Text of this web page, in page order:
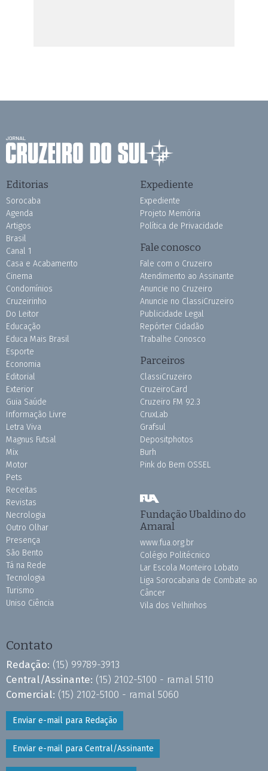
Editorias
Sorocaba
Agenda
Artigos
Brasil
Canal 1
Casa e Acabamento
Cinema
Condomínios
Cruzeirinho
Do Leitor
Educação
Educa Mais Brasil
Esporte
Economia
Editorial
Exterior
Guia Saúde
Informação Livre
Letra Viva
Magnus Futsal
Mix
Motor
Pets
Receitas
Revistas
Necrologia
Outro Olhar
Presença
São Bento
Tá na Rede
Tecnologia
Turismo
Uniso Ciência
Expediente
Expediente
Projeto Memória
Política de Privacidade
Fale conosco
Fale com o Cruzeiro
Atendimento ao Assinante
Anuncie no Cruzeiro
Anuncie no ClassiCruzeiro
Publicidade Legal
Repórter Cidadão
Trabalhe Conosco
Parceiros
ClassiCruzeiro
CruzeiroCard
Cruzeiro FM 92.3
CruxLab
Grafsul
Depositphotos
Burh
Pink do Bem OSSEL
Fundação Ubaldino do
Amaral
www.fua.org.br
Colégio Politécnico
Lar Escola Monteiro Lobato
Liga Sorocabana de Combate ao
Câncer
Vila dos Velhinhos
Contato
Redação: (15) 99789-3913
Central/Assinante: (15) 2102-5100 - ramal 5110
Comercial: (15) 2102-5100 - ramal 5060
Enviar e-mail para Redação
Enviar e-mail para Central/Assinante